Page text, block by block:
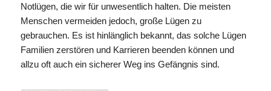
Notlügen, die wir für unwesentlich halten. Die meisten
Menschen vermeiden jedoch, große Lügen zu
gebrauchen. Es ist hinlänglich bekannt, das solche Lügen
Familien zerstören und Karrieren beenden können und
allzu oft auch ein sicherer Weg ins Gefängnis sind.